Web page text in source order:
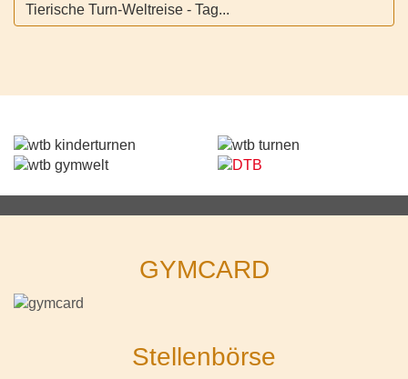
Tierische Turn-Weltreise - Tag...
GYMCARD
Stellenbörse